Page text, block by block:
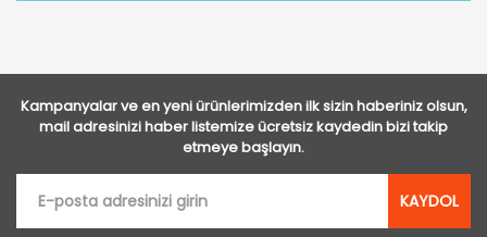
Kampanyalar ve en yeni ürünlerimizden ilk sizin haberiniz olsun,
mail adresinizi haber listemize ücretsiz kaydedin bizi takip
etmeye başlayın.
KAYDOL